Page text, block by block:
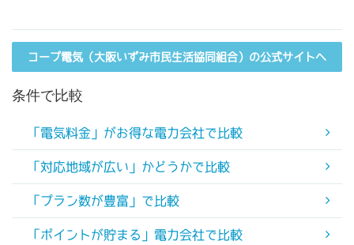
コープ電気（大阪いずみ市民生活協同組合）の公式サイトへ
条件で比較
「電気料金」がお得な電力会社で比較
「対応地域が広い」かどうかで比較
「プラン数が豊富」で比較
「ポイントが貯まる」電力会社で比較